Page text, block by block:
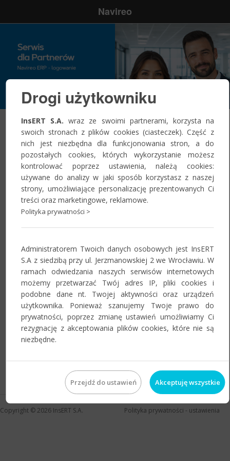
Navireo
Zaloguj się
Nazwa
użytkownika:*
Zapamiętaj mnie na tym urządzeniu
Copyright © 2026 InsERT S.A. Polityka prywatności - ustawienia
Drogi użytkowniku
InsERT S.A. wraz ze swoimi partnerami, korzysta na
swoich stronach z plików cookies (ciasteczek). Część z
nich jest niezbędna dla funkcjonowania stron, a do
pozostałych cookies, których wykorzystanie możesz
kontrolować poprzez ustawienia, należą cookies:
używane do analizy w jaki sposób korzystasz z naszej
strony, umożliwiające personalizację prezentowanych Ci
treści oraz marketingowe, reklamowe.
Polityka prywatności >
Administratorem Twoich danych osobowych jest InsERT
S.A z siedzibą przy ul. Jerzmanowskiej 2 we Wrocławiu. W
ramach odwiedzania naszych serwisów internetowych
możemy przetwarzać Twój adres IP, pliki cookies i
podobne dane nt. Twojej aktywności oraz urządzeń
użytkownika. Ponieważ szanujemy Twoje prawo do
prywatności, poprzez zmianę ustawień umożliwiamy Ci
rezygnację z akceptowania plików cookies, które nie są
niezbędne.
Przejdź do ustawień Akceptuję wszystkie